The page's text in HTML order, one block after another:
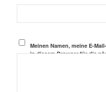
Meinen Namen, meine E-
in diesem Browser für die